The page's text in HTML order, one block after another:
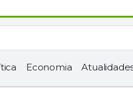
Economia